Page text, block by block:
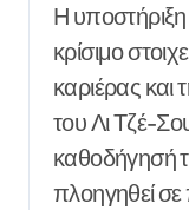
Η υποστήριξη
κρίσιμο
καριέρας
του Λι Τζέ-
καθοδήγησή
πλοηγηθεί σε